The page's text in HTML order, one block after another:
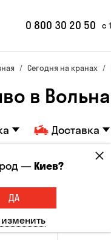
0 800 30 20 50 с
Сегодня на кранах
в
Доставка
Сидр
—Киев?
ДА
изменить